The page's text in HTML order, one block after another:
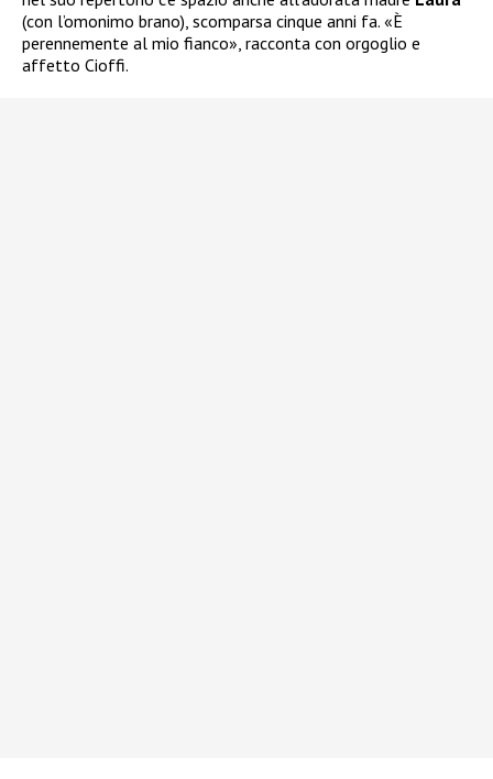
(con l’omonimo brano), scomparsa cinque anni fa. «È
perennemente al mio fianco», racconta con orgoglio e
affetto Cioffi.